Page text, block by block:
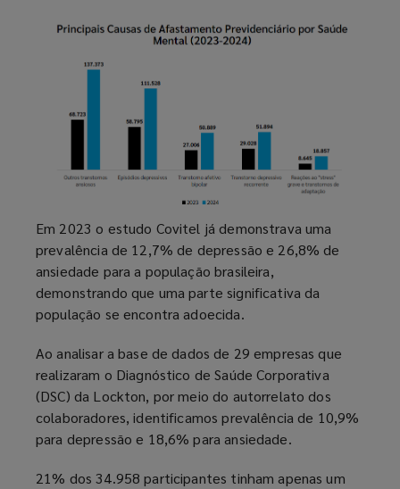
Em 2023 o estudo Covitel já demonstrava uma
prevalência de 12,7% de depressão e 26,8% de
ansiedade para a população brasileira,
demonstrando que uma parte significativa da
população se encontra adoecida.
Ao analisar a base de dados de 29 empresas que
realizaram o Diagnóstico de Saúde Corporativa
(DSC) da Lockton, por meio do autorrelato dos
colaboradores, identificamos prevalência de 10,9%
para depressão e 18,6% para ansiedade.
21% dos 34.958 participantes tinham apenas um